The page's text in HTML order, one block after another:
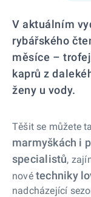
V aktuálním
rybářského
měsíce –
kaprů z
ženy u vody.
Těšit se můžete
marmyškách i
specialistů,
nové techniky
nadcházející